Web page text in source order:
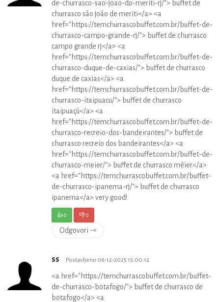
de-churrasco-sao-joao-do-meriti-rj/"> buffet de
churrasco são joão de meriti</a> <a
href="https://temchurrascobuffet.com.br/buffet-de-
churrasco-campo-grande-rj/"> buffet de churrasco
campo grande rj</a> <a
href="https://temchurrascobuffet.com.br/buffet-de-
churrasco-duque-de-caxias/"> buffet de churrasco
duque de caxias</a> <a
href="https://temchurrascobuffet.com.br/buffet-de-
churrasco-itaipuacu/"> buffet de churrasco
itaipuaçú</a> <a
href="https://temchurrascobuffet.com.br/buffet-de-
churrasco-recreio-dos-bandeirantes/"> buffet de
churrasco recreio dos bandeirantes</a> <a
href="https://temchurrascobuffet.com.br/buffet-de-
churrasco-meier/"> buffet de churrasco méier</a>
<a href="https://temchurrascobuffet.com.br/buffet-
de-churrasco-ipanema-rj/"> buffet de churrasco
ipanema</a> very good!
👍0 👎0
Odgovori ⇾
ss Postavljeno 06-12-2025 15:00:12
<a href="https://temchurrascobuffet.com.br/buffet-
de-churrasco-botafogo/"> buffet de churrasco de
botafogo</a> <a